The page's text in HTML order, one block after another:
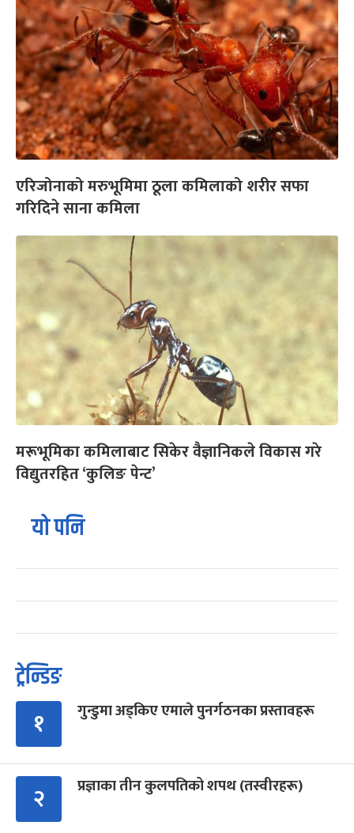
एरिजोनाको मरुभूमिमा ठूला कमिलाको शरीर सफा
गरिदिने साना कमिला
मरूभूमिका कमिलाबाट सिकेर वैज्ञानिकले विकास गरे
विद्युतरहित ‘कुलिङ पेन्ट’
यो पनि
ट्रेन्डिङ
१ गुन्डुमा अड्किए एमाले पुनर्गठनका प्रस्तावहरू
२ प्रज्ञाका तीन कुलपतिको शपथ (तस्वीरहरू)